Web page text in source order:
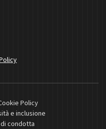
Policy
e inclusione
condotta